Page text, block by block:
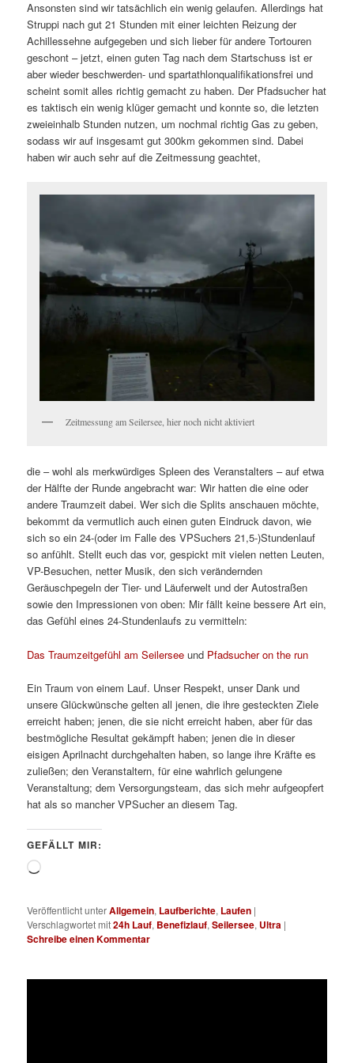
Ansonsten sind wir tatsächlich ein wenig gelaufen. Allerdings hat
Struppi nach gut 21 Stunden mit einer leichten Reizung der
Achillessehne aufgegeben und sich lieber für andere Tortouren
geschont – jetzt, einen guten Tag nach dem Startschuss ist er
aber wieder beschwerden- und spartathlonqualifikationsfrei und
scheint somit alles richtig gemacht zu haben. Der Pfadsucher hat
es taktisch ein wenig klüger gemacht und konnte so, die letzten
zweieinhalb Stunden nutzen, um nochmal richtig Gas zu geben,
sodass wir auf insgesamt gut 300km gekommen sind. Dabei
haben wir auch sehr auf die Zeitmessung geachtet,
Zeitmessung am Seilersee, hier noch nicht aktiviert
die – wohl als merkwürdiges Spleen des Veranstalters – auf etwa
der Hälfte der Runde angebracht war: Wir hatten die eine oder
andere Traumzeit dabei. Wer sich die Splits anschauen möchte,
bekommt da vermutlich auch einen guten Eindruck davon, wie
sich so ein 24-(oder im Falle des VPSuchers 21,5-)Stundenlauf
so anfühlt. Stellt euch das vor, gespickt mit vielen netten Leuten,
VP-Besuchen, netter Musik, den sich verändernden
Geräuschpegeln der Tier- und Läuferwelt und der Autostraßen
sowie den Impressionen von oben: Mir fällt keine bessere Art ein,
das Gefühl eines 24-Stundenlaufs zu vermitteln:
Das Traumzeitgefühl am Seilersee und Pfadsucher on the run
Ein Traum von einem Lauf. Unser Respekt, unser Dank und
unsere Glückwünsche gelten all jenen, die ihre gesteckten Ziele
erreicht haben; jenen, die sie nicht erreicht haben, aber für das
bestmögliche Resultat gekämpft haben; jenen die in dieser
eisigen Aprilnacht durchgehalten haben, so lange ihre Kräfte es
zuließen; den Veranstaltern, für eine wahrlich gelungene
Veranstaltung; dem Versorgungsteam, das sich mehr aufgeopfert
hat als so mancher VPSucher an diesem Tag.
GEFÄLLT MIR:
Wird
Veröffentlicht unterAllgemein, Laufberichte, Laufen |
Verschlagwortet mit24h Lauf, Benefizlauf,Seilersee, Ultra |
Schreibe einen Kommentar